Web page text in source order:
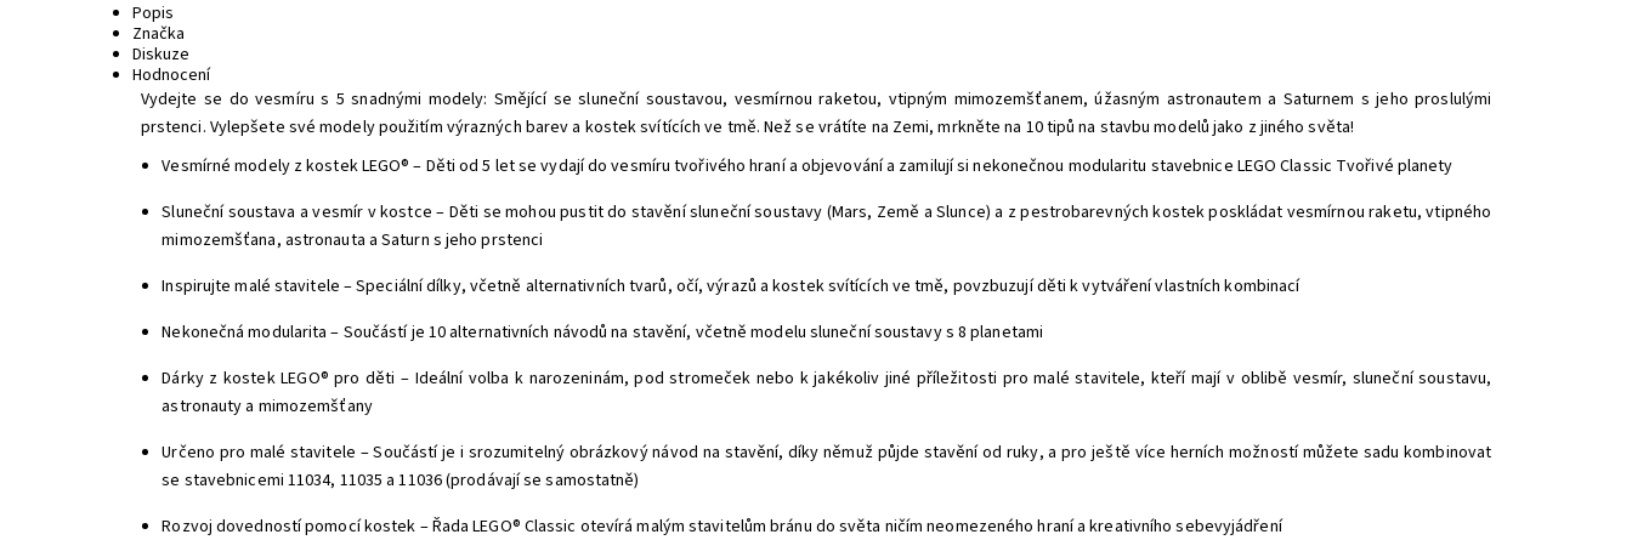
Popis
Značka
Diskuze
Hodnocení
Vydejte se do vesmíru s 5 snadnými modely: Smějící se sluneční soustavou, vesmírnou raketou, vtipným mimozemšťanem, úžasným astronautem a Saturnem s jeho proslulými
prstenci. Vylepšete své modely použitím výrazných barev a kostek svítících ve tmě. Než se vrátíte na Zemi, mrkněte na 10 tipů na stavbu modelů jako z jiného světa!
Vesmírné modely z kostek LEGO® – Děti od 5 let se vydají do vesmíru tvořivého hraní a objevování a zamilují si nekonečnou modularitu stavebnice LEGO Classic Tvořivé planety
Sluneční soustava a vesmír v kostce – Děti se mohou pustit do stavění sluneční soustavy (Mars, Země a Slunce) a z pestrobarevných kostek poskládat vesmírnou raketu, vtipného
mimozemšťana, astronauta a Saturn s jeho prstenci
Inspirujte malé stavitele – Speciální dílky, včetně alternativních tvarů, očí, výrazů a kostek svítících ve tmě, povzbuzují děti k vytváření vlastních kombinací
Nekonečná modularita – Součástí je 10 alternativních návodů na stavění, včetně modelu sluneční soustavy s 8 planetami
Dárky z kostek LEGO® pro děti – Ideální volba k narozeninám, pod stromeček nebo k jakékoliv jiné příležitosti pro malé stavitele, kteří mají v oblibě vesmír, sluneční soustavu,
astronauty a mimozemšťany
Určeno pro malé stavitele – Součástí je i srozumitelný obrázkový návod na stavění, díky němuž půjde stavění od ruky, a pro ještě více herních možností můžete sadu kombinovat
se stavebnicemi 11034, 11035 a 11036 (prodávají se samostatně)
Rozvoj dovedností pomocí kostek – Řada LEGO® Classic otevírá malým stavitelům bránu do světa ničím neomezeného hraní a kreativního sebevyjádření